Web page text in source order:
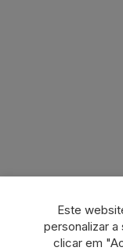
Este
personalizar
clicar em